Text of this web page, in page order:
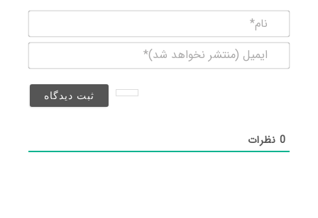
(منتشر
0نظرات